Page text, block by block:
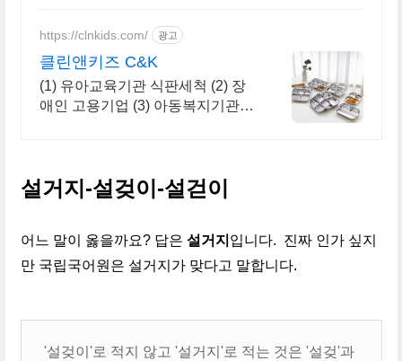
https://clnkids.com/ 광고
클린앤키즈 C&K
(1) 유아교육기관 식판세척 (2) 장
애인 고용기업 (3) 아동복지기관
설거지-설겆이-설걷이
어느 말이 옳을까요? 답은 설거지 입니다. 진짜 인가 싶지
만 국립국어원은 설거지가 맞다고 말합니다.
'설겆이'로 적지 않고 '설거지'로 적는 것은 '설겆'과